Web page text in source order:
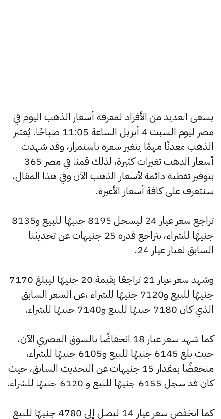
يسعى العديد من الأفراد لمعرفة أسعار الذهب اليوم في
مصر ليوم السبت 4 أبريل الساعة 11:05 صباحًا. يُعتبر
الذهب معدنًا مهمًا يتغير سعره باستمرار، وقد شهدت
أسعار الذهب تغيرات كثيرة، لذلك قمنا في مصر 365
بتوفير تغطية دائمة لأسعار الذهب الآن وفي هذا المقال،
سنتعرف على كافة أسعار الأعيرة.
تراجع سعر عيار 24 ليسجل 8195 جنيهًا للبيع و8135
جنيهًا للشراء، بتراجع قدره 25 جنيهات عن تحديثنا
السابق لعيار عيار 24.
وشهد سعر عيار 21 تراجعًا بقيمة 20 جنيهًا ليبلغ 7170
جنيهًا للبيع و7120 جنيهًا للشراء ،عن السعر السابق
الذي كان 7180 جنيهًا للبيع و7140 جنيهًا للشراء.
كما شهد سعر عيار 18 انخفاضًا بالسوق المصري الآن،
حيث بلغ 6145 جنيهًا للبيع و6105 جنيهًا للشراء،
منخفضًا بمقدار 15 جنيهات عن التحديث السابق، حيث
كان قد سجل 6155 جنيهًا للبيع و 6120 جنيهًا للشراء.
كما انخفض سعر عيار 14 ليصل إلى 4780 جنيهًا للبيع